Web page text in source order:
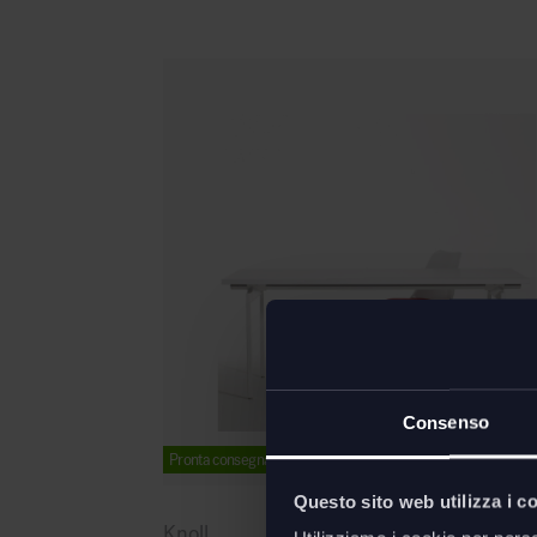
Consenso
Questo sito web utilizza i
Pronta consegna